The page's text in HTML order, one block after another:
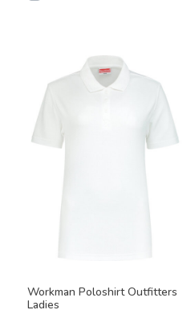
Workman Poloshirt Outfitters
Ladies